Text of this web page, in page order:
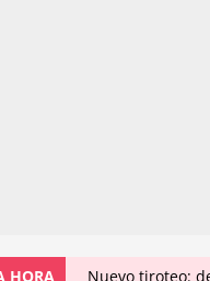
HORA Nuevo tiroteo: